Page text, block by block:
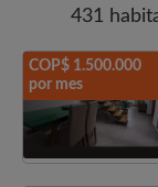
431
COP$ 1.500.000
por mes